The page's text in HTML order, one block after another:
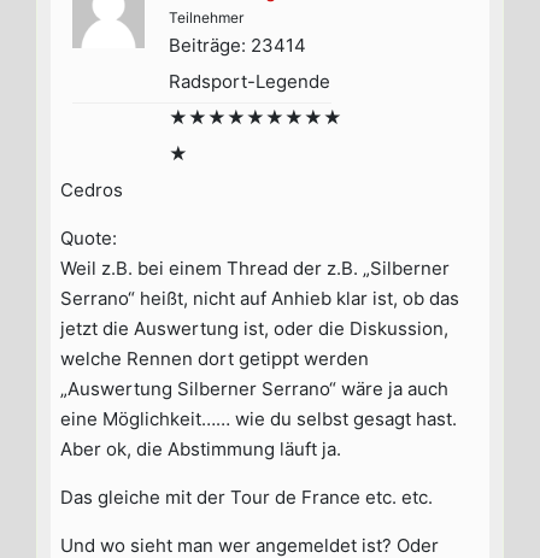
Teilnehmer
Beiträge: 23414
Radsport-Legende
★★★★★★★★★
★
Cedros
Quote:
Weil z.B. bei einem Thread der z.B. „Silberner
Serrano“ heißt, nicht auf Anhieb klar ist, ob das
jetzt die Auswertung ist, oder die Diskussion,
welche Rennen dort getippt werden
„Auswertung Silberner Serrano“ wäre ja auch
eine Möglichkeit…… wie du selbst gesagt hast.
Aber ok, die Abstimmung läuft ja.
Das gleiche mit der Tour de France etc. etc.
Und wo sieht man wer angemeldet ist? Oder